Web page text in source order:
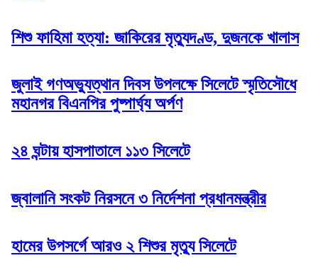
শিশু ফাহিমা হত্যা: জাকিরের মৃত্যুদণ্ড, দুজনকে খালাস
জুলাই গণঅভ্যুত্থান দিবস উপলক্ষে সিলেটে স্মৃতিসৌধে
মহানগর বিএনপির পুষ্পার্ঘ্য অর্পণ
২৪ ঘন্টায় হাসপাতালে ১১৩ সিলেটে
জ্বালানি সংকট নিরসনে ৩ নির্দেশনা প্রধানমন্ত্রীর
হামের উপসর্গে আরও ২ শিশুর মৃত্যু সিলেটে